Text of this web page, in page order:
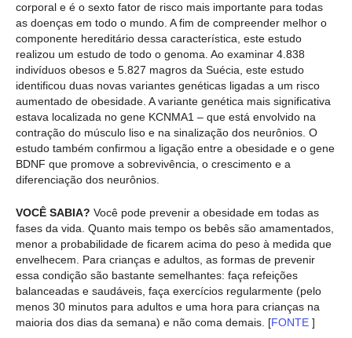
corporal e é o sexto fator de risco mais importante para todas
as doenças em todo o mundo. A fim de compreender melhor o
componente hereditário dessa característica, este estudo
realizou um estudo de todo o genoma. Ao examinar 4.838
indivíduos obesos e 5.827 magros da Suécia, este estudo
identificou duas novas variantes genéticas ligadas a um risco
aumentado de obesidade. A variante genética mais significativa
estava localizada no gene KCNMA1 – que está envolvido na
contração do músculo liso e na sinalização dos neurônios. O
estudo também confirmou a ligação entre a obesidade e o gene
BDNF que promove a sobrevivência, o crescimento e a
diferenciação dos neurônios.
VOCÊ SABIA? Você pode prevenir a obesidade em todas as
fases da vida. Quanto mais tempo os bebês são amamentados,
menor a probabilidade de ficarem acima do peso à medida que
envelhecem. Para crianças e adultos, as formas de prevenir
essa condição são bastante semelhantes: faça refeições
balanceadas e saudáveis, faça exercícios regularmente (pelo
menos 30 minutos para adultos e uma hora para crianças na
maioria dos dias da semana) e não coma demais. [FONTE ]